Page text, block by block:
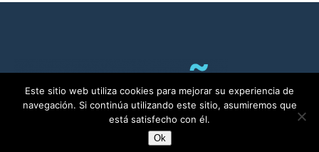
RADIO ALMA©2011-2025 | Bruselas con Ñ por ALMA asbl
Este sitio web utiliza cookies para mejorar su experiencia de
navegación. Si continúa utilizando este sitio, asumiremos que
está satisfecho con él.
Ok